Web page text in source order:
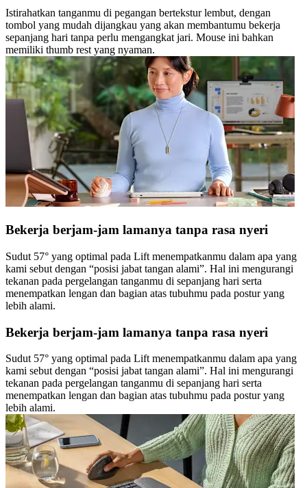
Istirahatkan tanganmu di pegangan bertekstur lembut, dengan
tombol yang mudah dijangkau yang akan membantumu bekerja
sepanjang hari tanpa perlu mengangkat jari. Mouse ini bahkan
memiliki thumb rest yang nyaman.
Bekerja berjam-jam lamanya tanpa rasa nyeri
Sudut 57° yang optimal pada Lift menempatkanmu dalam apa yang
kami sebut dengan “posisi jabat tangan alami”. Hal ini mengurangi
tekanan pada pergelangan tanganmu di sepanjang hari serta
menempatkan lengan dan bagian atas tubuhmu pada postur yang
lebih alami.
Bekerja berjam-jam lamanya tanpa rasa nyeri
Sudut 57° yang optimal pada Lift menempatkanmu dalam apa yang
kami sebut dengan “posisi jabat tangan alami”. Hal ini mengurangi
tekanan pada pergelangan tanganmu di sepanjang hari serta
menempatkan lengan dan bagian atas tubuhmu pada postur yang
lebih alami.